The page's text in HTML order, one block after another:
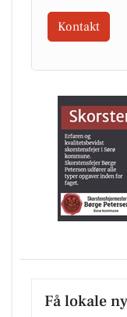
Kontakt
Få lokale